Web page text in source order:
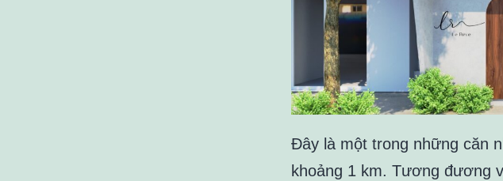
Đây là một trong những căn
khoảng 1 km. Tương đương